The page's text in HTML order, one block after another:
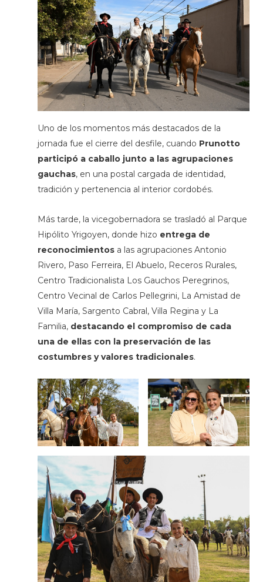
Uno de los momentos más destacados de la
jornada fue el cierre del desfile, cuando Prunotto
participó a caballo junto a las agrupaciones
gauchas, en una postal cargada de identidad,
tradición y pertenencia al interior cordobés.
Más tarde, la vicegobernadora se trasladó al Parque
Hipólito Yrigoyen, donde hizo entrega de
reconocimientosa las agrupaciones Antonio
Rivero, Paso Ferreira, El Abuelo, Receros Rurales,
Centro Tradicionalista Los Gauchos Peregrinos,
Centro Vecinal de Carlos Pellegrini, La Amistad de
Villa María, Sargento Cabral, Villa Regina y La
Familia, destacando el compromiso de cada
una de ellas con la preservación de las
costumbres y valores tradicionales.